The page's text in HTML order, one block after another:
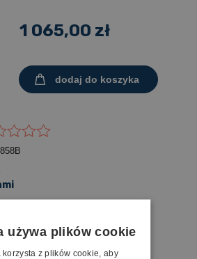
1 065,00 zł
dodaj do koszyka
używa plików cookie
korzysta z plików cookie, aby